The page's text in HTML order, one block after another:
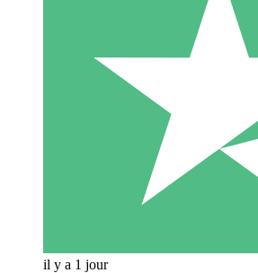
il y a 1 jour